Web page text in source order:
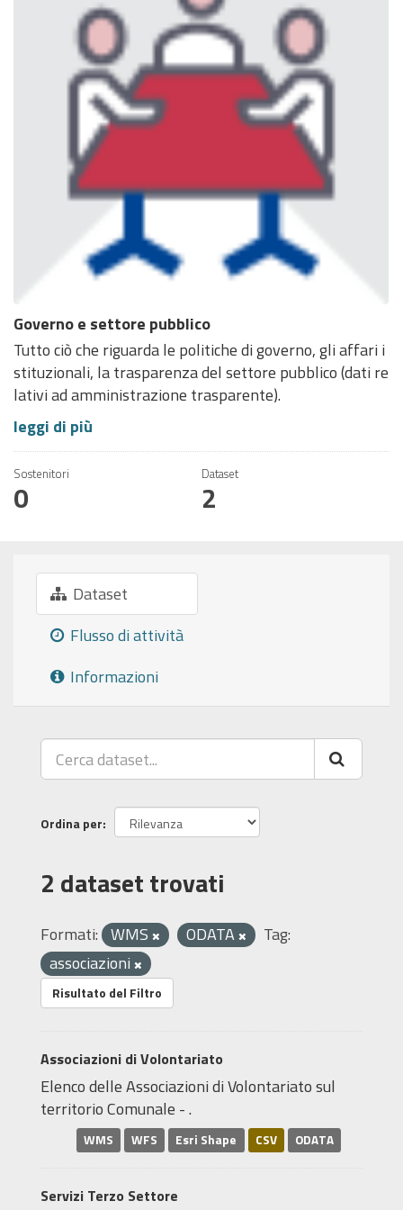
Governo e settore pubblico
Tutto ciò che riguarda le politiche di governo, gli affari i
stituzionali, la trasparenza del settore pubblico (dati re
lativi ad amministrazione trasparente).
leggi di più
Sostenitori
0
Dataset
2
Dataset
Flusso di attività
Informazioni
Ordina per
2 dataset trovati
Formati: WMS ODATA
Tag:
associazioni
Risultato del Filtro
Associazioni di Volontariato
Elenco delle Associazioni di Volontariato sul
territorio Comunale - .
WMS WFS Esri Shape CSV ODATA
Servizi Terzo Settore